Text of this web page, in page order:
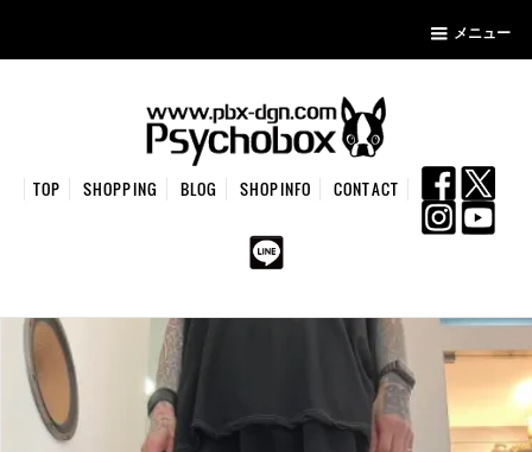
メニュー
TOP SHOPPING BLOG SHOPINFO CONTACT